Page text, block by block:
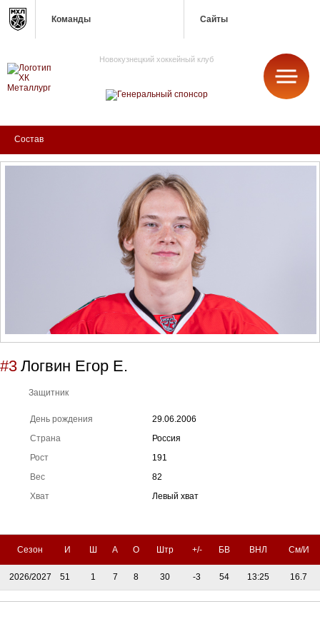
Команды Сайты
Новокузнецкий хоккейный клуб
Состав
#3 Логвин Егор Е.
Защитник
День рождения
Страна
Рост
Вес
Хват
29.06.2006
Россия
191
82
Левый хват
Сезон И Ш А О Штр +/- БВ ВНЛ См/И
2026/2027 51 1 7 8 30 -3 54 13:25 16.7